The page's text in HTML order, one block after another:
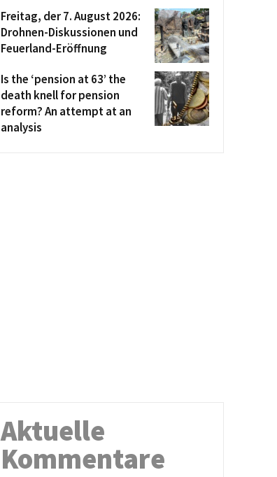
Freitag, der 7. August 2026:
Drohnen-Diskussionen und
Feuerland-Eröffnung
Is the ‘pension at 63’ the
death knell for pension
reform? An attempt at an
analysis
Aktuelle
Kommentare